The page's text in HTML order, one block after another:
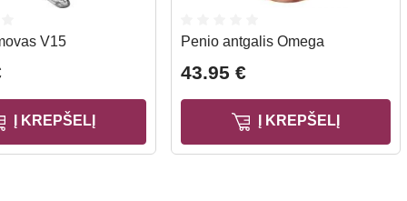
V15
Į KREPŠELĮ
Penio antgalis Omega
43.95 €
Į KREPŠELĮ